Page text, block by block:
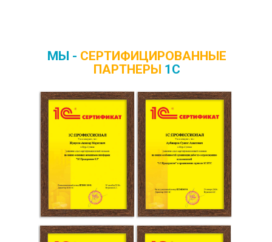
МЫ - СЕРТИФИЦИРОВАННЫЕ
ПАРТНЕРЫ 1С